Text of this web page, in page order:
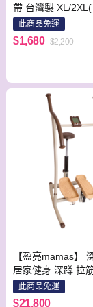
帶 台灣製 XL/2XL(
寬21cm)
此商品免運
$1,680 $2,200
【盈亮mamas】
居家健身 深蹲 拉
身 人體工學
此商品免運
$21,800